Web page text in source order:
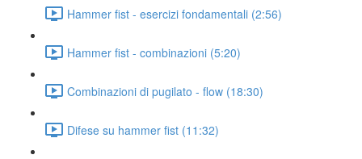
Hammer fist - esercizi fondamentali (2:56)
Hammer fist - combinazioni (5:20)
Combinazioni di pugilato - flow (18:30)
Difese su hammer fist (11:32)